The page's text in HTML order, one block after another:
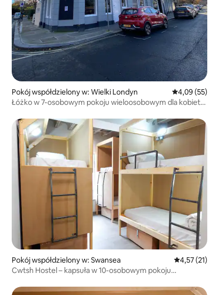
Pokój współdzielony w: Wielki Londyn Średnia
4,09 (55)
Łóżko w 7-osobowym pokoju wieloosobowym dla kobiet
Pokój współdzielony w: Swansea Średnia
4,57 (21)
Cwtsh Hostel – kapsuła w 10-osobowym pokoju